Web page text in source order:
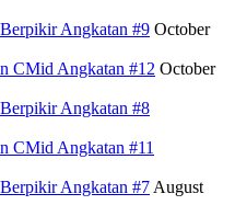
Angkatan #9 October
CMid Angkatan #12 October
Angkatan #8
CMid Angkatan #11
Angkatan #7 August